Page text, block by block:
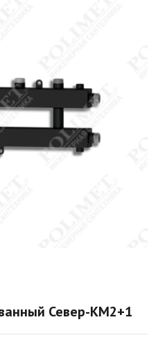
Север-КМ2+1